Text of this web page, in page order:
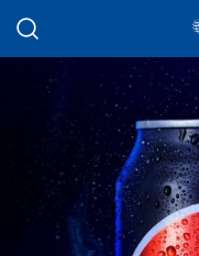
Skip to main content